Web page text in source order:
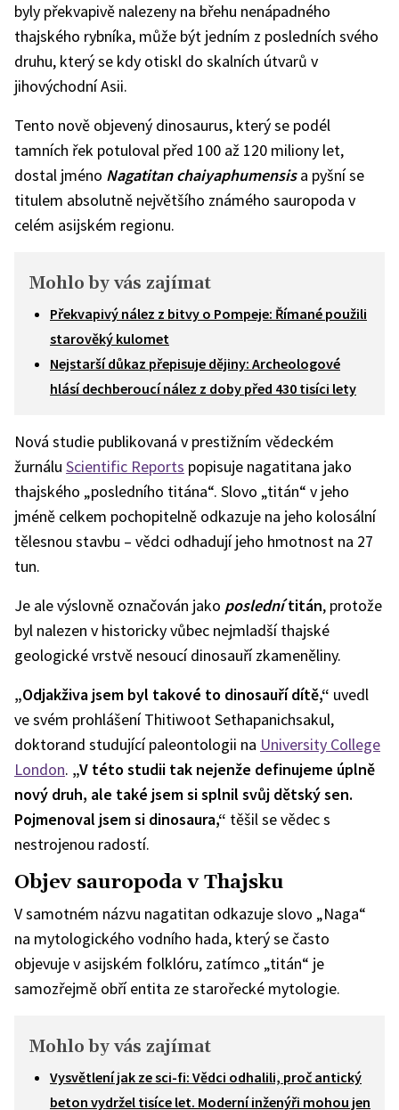
byly překvapivě nalezeny na břehu nenápadného
thajského rybníka, může být jedním z posledních svého
druhu, který se kdy otiskl do skalních útvarů v
jihovýchodní Asii.
Tento nově objevený dinosaurus, který se podél
tamních řek potuloval před 100 až 120 miliony let,
dostal jméno Nagatitan chaiyaphumensisa pyšní se
titulem absolutně největšího známého sauropoda v
celém asijském regionu.
Mohlo by vás zajímat
Překvapivý nález z bitvy o Pompeje: Římané použili
starověký kulomet
Nejstarší důkaz přepisuje dějiny: Archeologové
hlásí dechberoucí nález z doby před 430 tisíci lety
Nová studie publikovaná v prestižním vědeckém
žurnálu Scientific Reports popisuje nagatitana jako
thajského „posledního titána“. Slovo „titán“ v jeho
jméně celkem pochopitelně odkazuje na jeho kolosální
tělesnou stavbu – vědci odhadují jeho hmotnost na 27
tun.
Je ale výslovně označován jako poslednítitán, protože
byl nalezen v historicky vůbec nejmladší thajské
geologické vrstvě nesoucí dinosauří zkameněliny.
„Odjakživa jsem byl takové to dinosauří dítě,“ uvedl
ve svém prohlášení Thitiwoot Sethapanichsakul,
doktorand studující paleontologii na University College
London. „V této studii tak nejenže definujeme úplně
nový druh, ale také jsem si splnil svůj dětský sen.
Pojmenoval jsem si dinosaura,“ těšil se vědec s
nestrojenou radostí.
Objev sauropoda v Thajsku
V samotném názvu nagatitan odkazuje slovo „Naga“
na mytologického vodního hada, který se často
objevuje v asijském folklóru, zatímco „titán“ je
samozřejmě obří entita ze starořecké mytologie.
Mohlo by vás zajímat
Vysvětlení jak ze sci-fi: Vědci odhalili, proč antický
beton vydržel tisíce let. Moderní inženýři mohou jen